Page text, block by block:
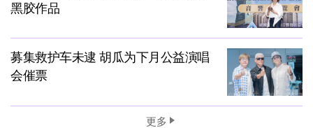
黑胶作品
募集救护车未逮 胡瓜为下月公益演唱
会催票
更多